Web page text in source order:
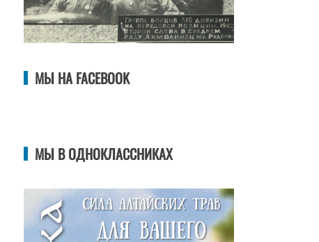
МЫ НА FACEBOOK
МЫ В ОДНОКЛАССНИКАХ